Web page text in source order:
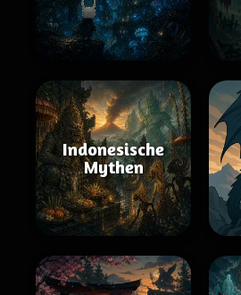
Indonesische
Mythen